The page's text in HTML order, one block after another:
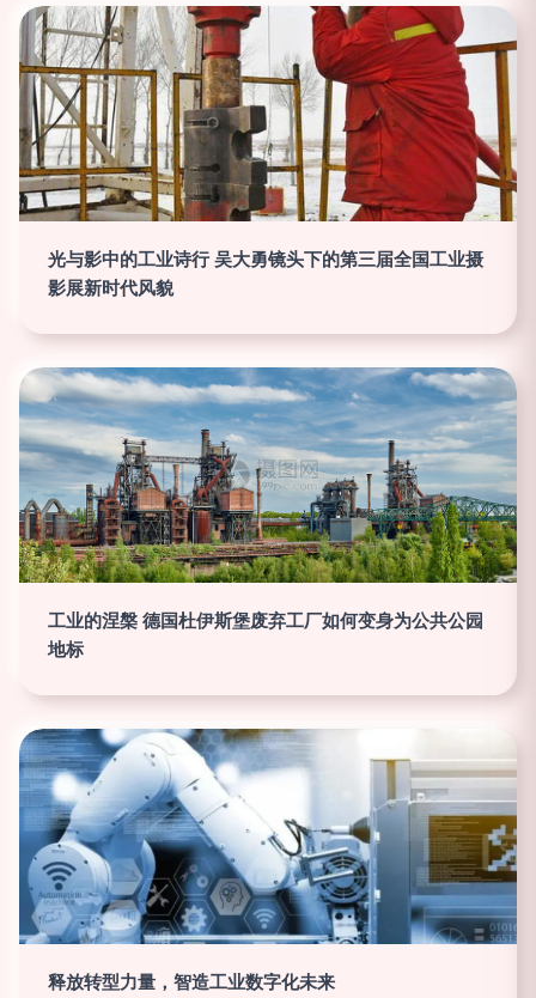
光与影中的工业诗行 吴大勇镜头下的第三届全国工业摄
影展新时代风貌
工业的涅槃 德国杜伊斯堡废弃工厂如何变身为公共公园
地标
释放转型力量，智造工业数字化未来